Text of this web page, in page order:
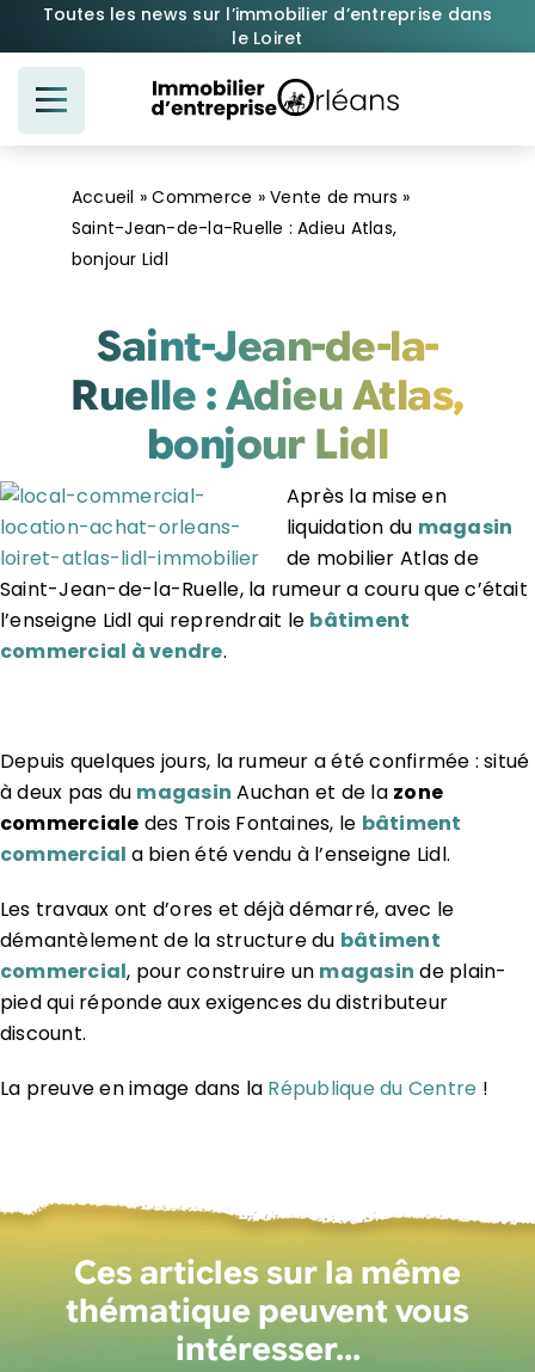
Passer
contenu
Toutes les news sur l’immobilier d’entreprise dans
le Loiret
Accueil »Commerce »Vente de murs »
Saint-Jean-de-la-Ruelle : Adieu Atlas,
bonjour Lidl
Saint-Jean-de-la-
Ruelle : Adieu Atlas,
bonjour Lidl
Après la mise en
liquidation du magasin
de mobilier Atlas de
Saint-Jean-de-la-Ruelle, la rumeur a couru que c’était
l’enseigne Lidl qui reprendrait le bâtiment
commercial à vendre.
Depuis quelques jours, la rumeur a été confirmée : situé
à deux pas du magasin Auchan et de la zone
commerciale des Trois Fontaines, le bâtiment
commercial a bien été vendu à l’enseigne Lidl.
Les travaux ont d’ores et déjà démarré, avec le
démantèlement de la structure du bâtiment
commercial, pour construire un magasin de plain-
pied qui réponde aux exigences du distributeur
discount.
La preuve en image dans la République du Centre !
Ces articles sur la même
thématique peuvent vous
intéresser…